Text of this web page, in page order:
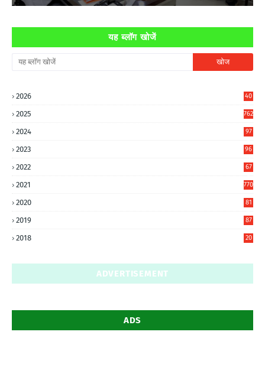
यह ब्लॉग खोजें
2026
40
2025 762
2024
97
2023
96
2022
67
2021 770
2020
81
2019
87
2018
20
ADVERTISEMENT
ADS